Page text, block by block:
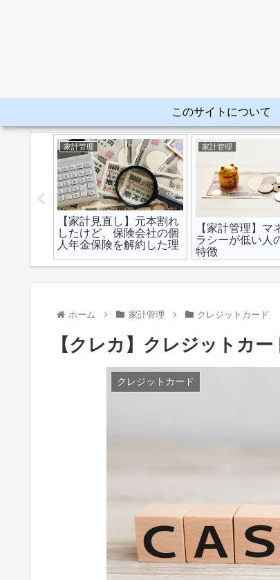
このサイトについて
家計管理
【家計見直し】元本割れ
したけど、保険会社の個
人年金保険を解約した理
家計管理
【家計管理】マ
ラシーが低い人
特徴
ホーム 家計管理 クレジットカード
【クレカ】クレジットカ
クレジットカード